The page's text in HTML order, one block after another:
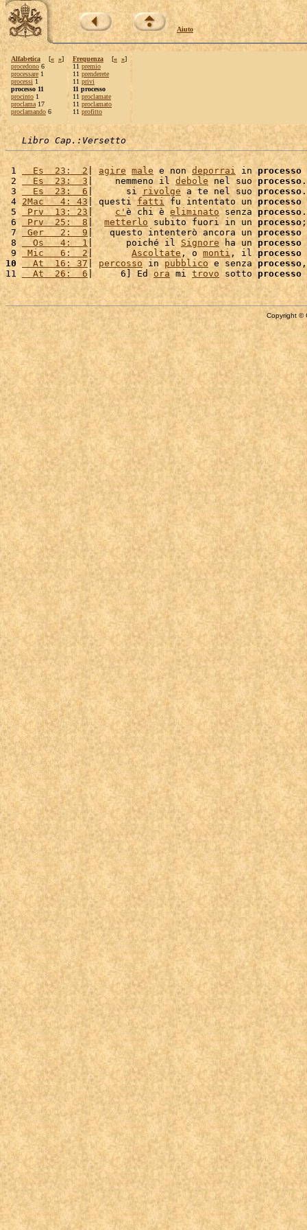
Aiuto
Alfabetica [« »]
procedono 6
processare 1
processi 1
processo 11
procinto 1
proclama 17
proclamando 6
Frequenza [« »]
11 premio
11 prenderete
11 privi
11 processo
11 proclamate
11 proclamato
11 profitto
Libro Cap.:Versetto
1
  Es  23:  2
| agire male e non deporrai in processo
2
  Es  23:  3
|    nemmeno il debole nel suo processo
3
  Es  23:  6
|      si rivolge a te nel suo processo
4 2Mac   4: 43| questi fatti fu intentato un processo
5 Prv  13: 23 | c' è chi è eliminato senza processo
6 Prv  25:  8 | metterlo subito fuori in un processo
7
Ger   2:  9|   questo intenterò ancora un processo
8
  Os   4:  1
|      poiché il Signore ha un processo
9 Mic   6:  2| Ascoltate , o monti, il processo
10
  At  16: 37
| percosso in pubblico e senza processo
11
  At  26:  6
|     6] Ed ora mi trovo sotto processo
Copyright ©